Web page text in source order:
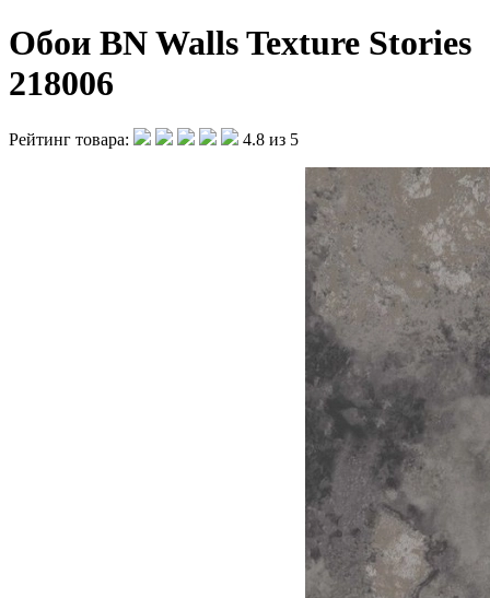
Обои BN Walls Texture Stories
218006
Рейтинг товара: 4.8 из 5